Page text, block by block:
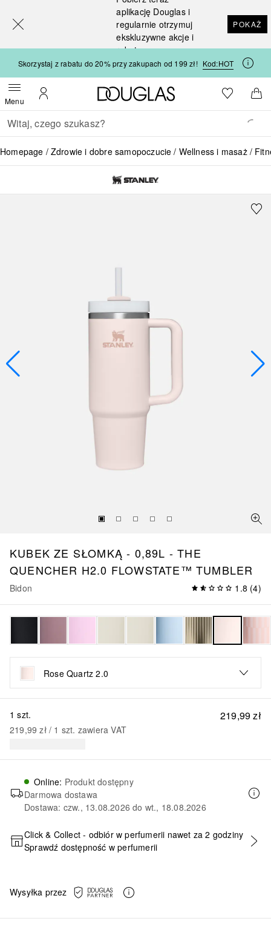
aplikację Douglas i
regularnie otrzymuj
ekskluzywne akcje i
rabaty
POKAŻ
Skorzystaj z rabatu do 20% przy zakupach od 199 zł! Kod:HOT
MenuOtwórz menuMoje konto
Strona główna Douglas
Do listyDo
Wracać
Wykonaj wyszukiwanie
Homepage Zdrowie i dobre samopoczucie Wellness i masaż
KUBEK ZE SŁOMKĄ - 0,89L - THE
QUENCHER H2.0 FLOWSTATE™ TUMBLER
Bidon 1.8 (4)
Rose Quartz 2.0
219,99 zł
1 szt.
219,99 zł / 1 szt. zawiera VAT
Online: Produkt dostępny
Darmowa dostawa
Dostawa: czw., 13.08.2026 do wt., 18.08.2026
DODAJ DO KOSZYKA
Click & Collect - odbiór w perfumerii nawet za 2 godziny
Sprawdź dostępność w perfumerii
Wysyłka przez
[navigation.slideout.screenreader]